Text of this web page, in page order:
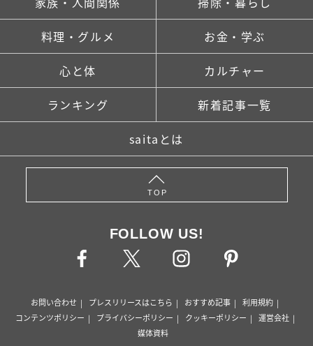
料理・グルメ お金・学ぶ
心と体 カルチャー
ランキング 新着記事一覧
saitaとは
TOP
FOLLOW US!
お問い合わせ プレスリリースはこちら おすすめ記事
利用規約
コンテンツポリシー
プライバシーポリシー クッキーポリシー
運営会社
媒体資料